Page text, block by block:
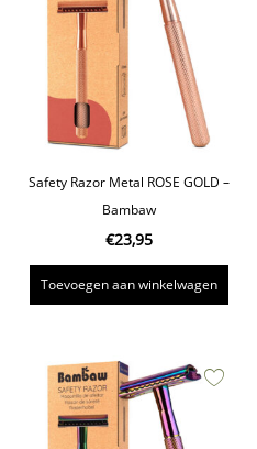
Safety Razor Metal ROSE GOLD –
Bambaw
€23,95
Toevoegen aan winkelwagen